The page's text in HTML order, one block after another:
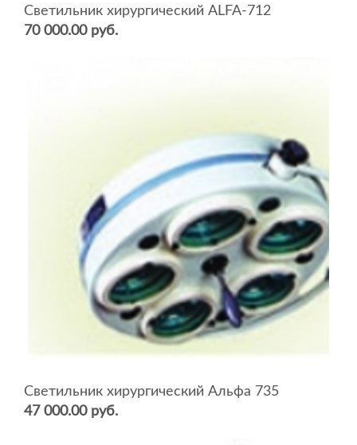
Светильник хирургический ALFA-712
70 000.00 руб.
Светильник хирургический Альфа 735
47 000.00 руб.